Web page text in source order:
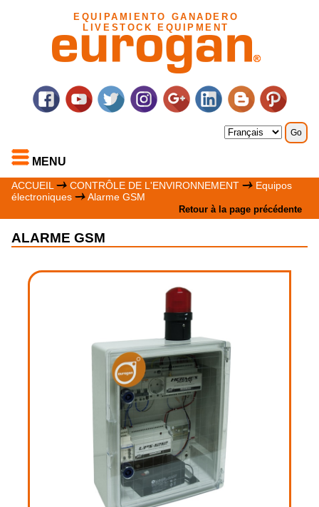
EQUIPAMIENTO GANADERO
LIVESTOCK EQUIPMENT
MENU
ACCUEIL CONTRÔLE DE L'ENVIRONNEMENT
Equipos
électroniques
Alarme GSM
Retour à la page précédente
ALARME GSM